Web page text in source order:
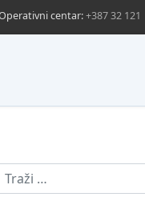
centar:+387 32 121